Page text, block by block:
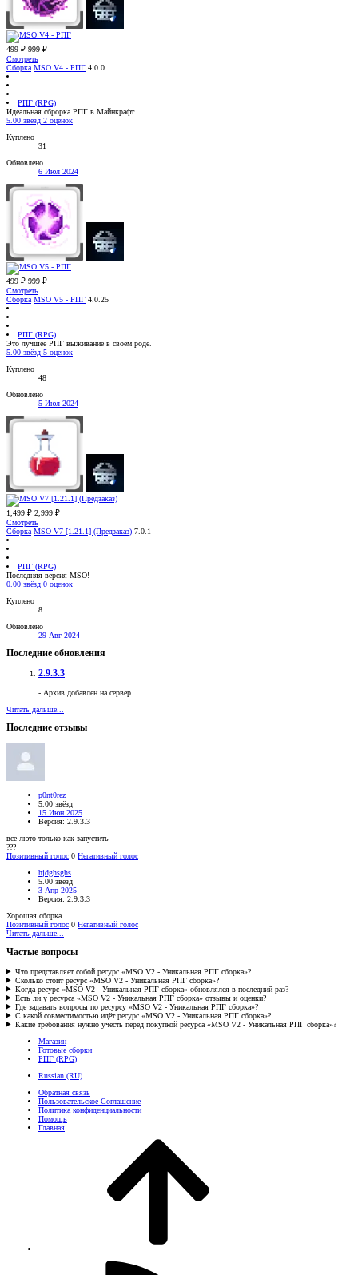
499 ₽ 999 ₽
Смотреть
Сборка MSO V4 - РПГ 4.0.0
РПГ (RPG)
Идеальная сброрка РПГ в Майнкрафт
5.00 звёзд 2 оценок
Куплено
31
Обновлено
6 Июл 2024
499 ₽ 999 ₽
Смотреть
Сборка MSO V5 - РПГ 4.0.25
РПГ (RPG)
Это лучшее РПГ выживание в своем роде.
5.00 звёзд 5 оценок
Куплено
48
Обновлено
5 Июл 2024
1,499 ₽ 2,999 ₽
Смотреть
Сборка MSO V7 [1.21.1] (Предзаказ) 7.0.1
РПГ (RPG)
Последняя версия MSO!
0.00 звёзд 0 оценок
Куплено
8
Обновлено
29 Авг 2024
Последние обновления
2.9.3.3
- Архив добавлен на сервер
Читать дальше...
Последние отзывы
p0nt0rez
5.00 звёзд
15 Июн 2025
Версия: 2.9.3.3
все люто только как запустить
???
Позитивный голос 0 Негативный голос
hjdghsghs
5.00 звёзд
3 Апр 2025
Версия: 2.9.3.3
Хорошая сборка
Позитивный голос 0 Негативный голос
Читать дальше...
Частые вопросы
Что представляет собой ресурс «MSO V2 - Уникальная РПГ сборка»?
Сколько стоит ресурс «MSO V2 - Уникальная РПГ сборка»?
Когда ресурс «MSO V2 - Уникальная РПГ сборка» обновлялся в последний раз?
Есть ли у ресурса «MSO V2 - Уникальная РПГ сборка» отзывы и оценки?
Где задавать вопросы по ресурсу «MSO V2 - Уникальная РПГ сборка»?
С какой совместимостью идёт ресурс «MSO V2 - Уникальная РПГ сборка»?
Какие требования нужно учесть перед покупкой ресурса «MSO V2 - Уникальная РПГ сборка»?
Магазин
Готовые сборки
РПГ (RPG)
Russian (RU)
Обратная связь
Пользовательское Соглашение
Политика конфиденциальности
Помощь
Главная